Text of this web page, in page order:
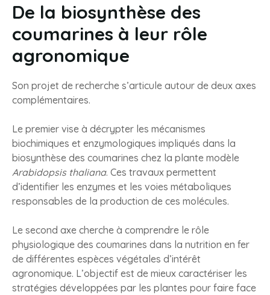
De la biosynthèse des
coumarines à leur rôle
agronomique
Son projet de recherche s’articule autour de deux axes
complémentaires.
Le premier vise à décrypter les mécanismes
biochimiques et enzymologiques impliqués dans la
biosynthèse des coumarines chez la plante modèle
Arabidopsis thaliana. Ces travaux permettent
d’identifier les enzymes et les voies métaboliques
responsables de la production de ces molécules.
Le second axe cherche à comprendre le rôle
physiologique des coumarines dans la nutrition en fer
de différentes espèces végétales d’intérêt
agronomique. L’objectif est de mieux caractériser les
stratégies développées par les plantes pour faire face